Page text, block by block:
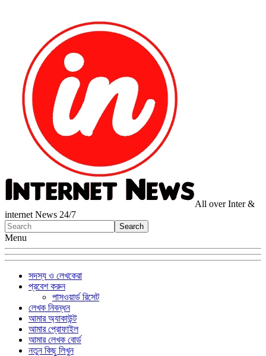
All over Inter &
internet News 24/7
Menu
সদস্য ও লেখকেরা
প্রবেশ করুন
পাসওয়ার্ড রিসেট
লেখক নিবন্ধন
আমার অ্যাকাউন্ট
আমার প্রোফাইল
আমার লেখক বোর্ড
নতুন কিছু লিখুন